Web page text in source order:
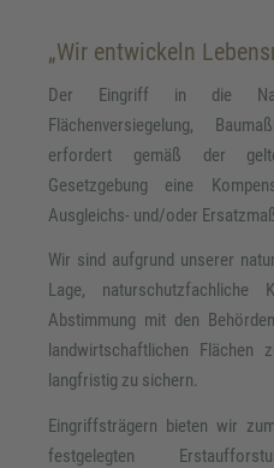
„Wir entwickeln
Der Eingriff in die
Flächenversiegelung,
erfordert gemäß der
Gesetzgebung eine
Ausgleichs- und/oder
Wir sind aufgrund unserer
Lage, naturschutzfachliche
Abstimmung mit den
landwirtschaftlichen Flächen
langfristig zu sichern.
Eingriffsträgern bieten wir
festgelegten